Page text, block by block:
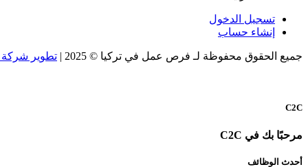
تسجيل الدخول
إنشاء حساب
جميع الحقوق محفوظة لـ فرص عمل في تركيا © 2025 | تطوير شركة
C2C
مرحبًا بك في C2C
أحدث الوظائف